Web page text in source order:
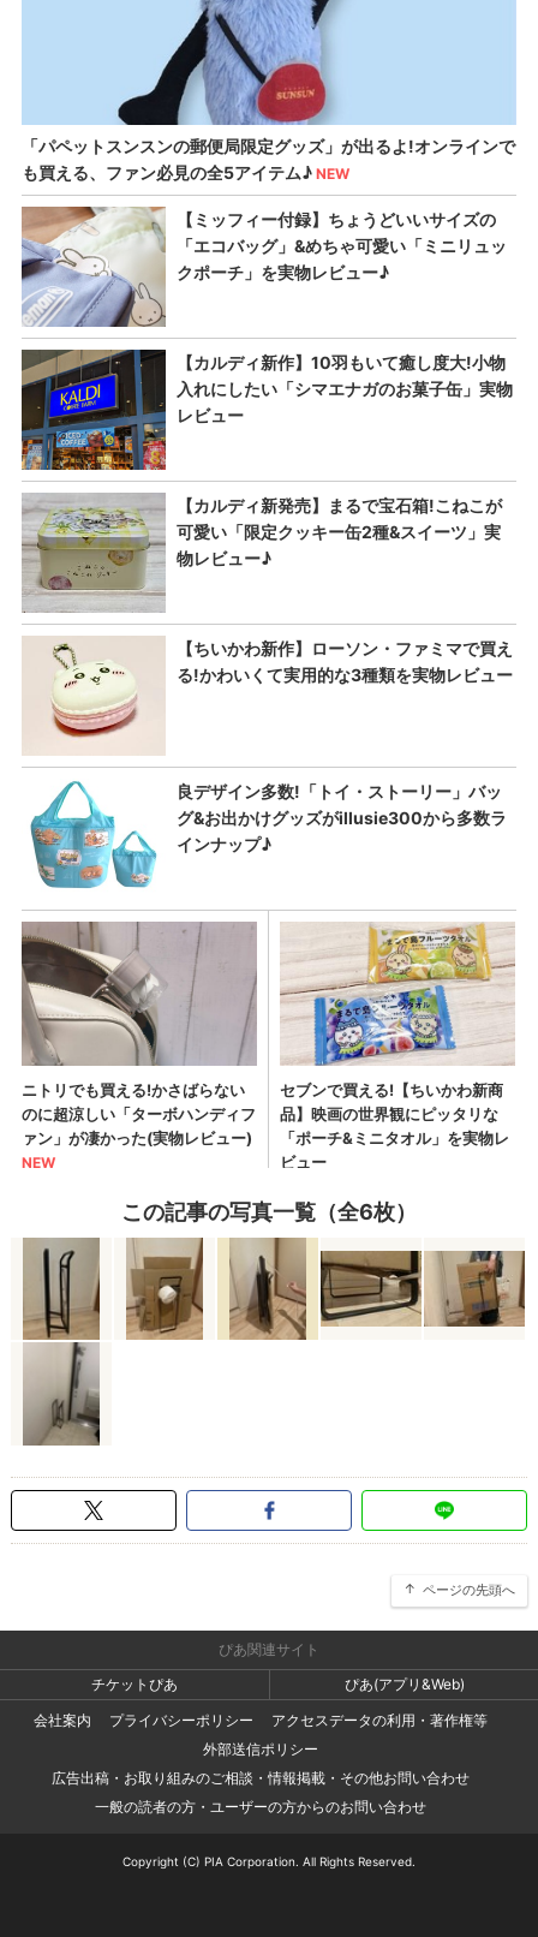
この記事の写真一覧（全6枚）
ページの先頭へ
ぴあ関連サイト
チケットぴあ
ぴあ(アプリ&Web)
会社案内
プライバシーポリシー
アクセスデータの利用・著作権等
外部送信ポリシー
広告出稿・お取り組みのご相談・情報掲載・その他お問い合わせ
一般の読者の方・ユーザーの方からのお問い合わせ
Copyright (C) PIA Corporation. All Rights Reserved.